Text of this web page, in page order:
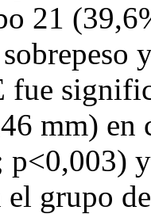
21
fue
mm) en
grupo